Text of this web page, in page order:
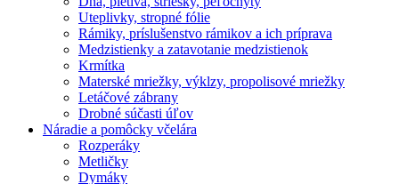
Uteplivky, stropné fólie
Rámiky, príslušenstvo rámikov a ich príprava
Medzistienky a zatavotanie medzistienok
Krmítka
Materské mriežky, výklzy, propolisové mriežky
Letáčové zábrany
Drobné súčasti úľov
Náradie a pomôcky včelára
Rozperáky
Metličky
Dymáky